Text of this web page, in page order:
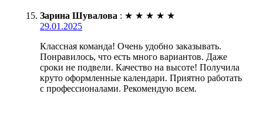
Зарина Шувалова : ★ ★ ★ ★ ★
29.01.2025
Классная команда! Очень удобно заказывать.
Понравилось, что есть много вариантов. Даже
сроки не подвели. Качество на высоте! Получила
круто оформленные календари. Приятно работать
с профессионалами. Рекомендую всем.